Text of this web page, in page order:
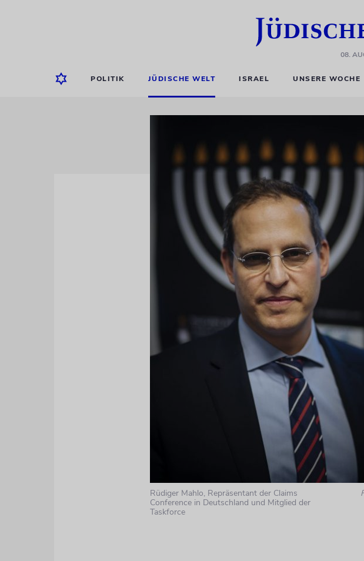
08.
POLITIK JÜDISCHE WELT ISRAEL UNSERE WOCHE
Rüdiger Mahlo, Repräsentant der Claims
Conference in Deutschland und Mitglied der
Taskforce